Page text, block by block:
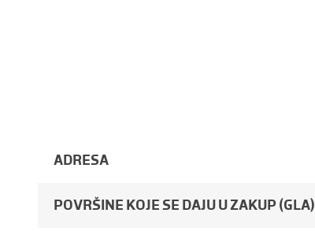
ADRESA
POVRŠINE KOJE SE DAJU U ZAKUP (GLA)